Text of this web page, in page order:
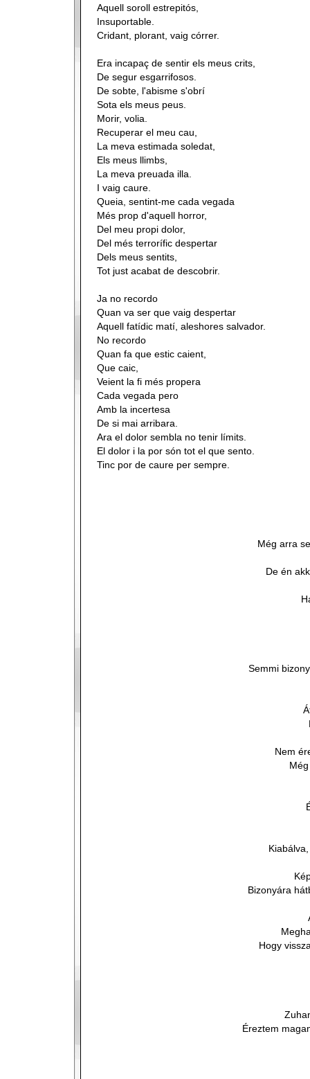
Aquell soroll estrepitós,
Insuportable.
Cridant, plorant, vaig córrer.
Era incapaç de sentir els meus crits,
De segur esgarrifosos.
De sobte, l'abisme s'obrí
Sota els meus peus.
Morir, volia.
Recuperar el meu cau,
La meva estimada soledat,
Els meus llimbs,
La meva preuada illa.
I vaig caure.
Queia, sentint-me cada vegada
Més prop d'aquell horror,
Del meu propi dolor,
Del més terrorífic despertar
Dels meus sentits,
Tot just acabat de descobrir.
Ja no recordo
Quan va ser que vaig despertar
Aquell fatídic matí, aleshores salvador.
No recordo
Quan fa que estic caient,
Que caic,
Veient la fi més propera
Cada vegada pero
Amb la incertesa
De si mai arribara.
Ara el dolor sembla no tenir límits.
El dolor i la por són tot el que sento.
Tinc por de caure per sempre.
Még arra
De én
Semmi
Nem
Bizonyára
Hogy
Éreztem